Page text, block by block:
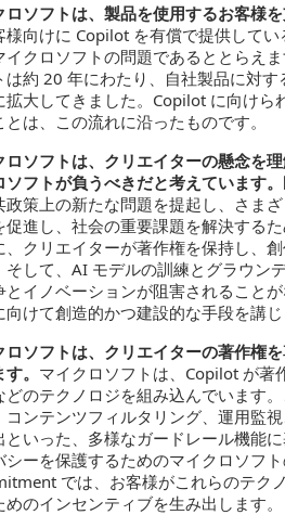
ロソフトは、製品を使用するお客様
様向けに Copilot を有償で提供して
イクロソフトの問題であるととらえ
は約 20 年にわたり、自社製品に対
拡大してきました。Copilot に向けら
とは、この流れに沿ったものです。
ロソフトは、クリエイターの懸念を
ソフトが負うべきだと考えています。
政策上の新たな問題を提起し、さま
促進し、社会の重要課題を解決する
、クリエイターが著作権を保持し、
そして、AI モデルの訓練とグラウン
とイノベーションが阻害されること
向けて創造的かつ建設的な手段を講
ロソフトは、クリエイターの著作権を
。 マイクロソフトは、Copilot が著
どのテクノロジを組み込んでいます
コンテンツフィルタリング、運用監
といった、多様なガードレール機能
シーを保護するためのマイクロソフ
では、お客様がこれらのテク
めのインセンティブを生み出します。